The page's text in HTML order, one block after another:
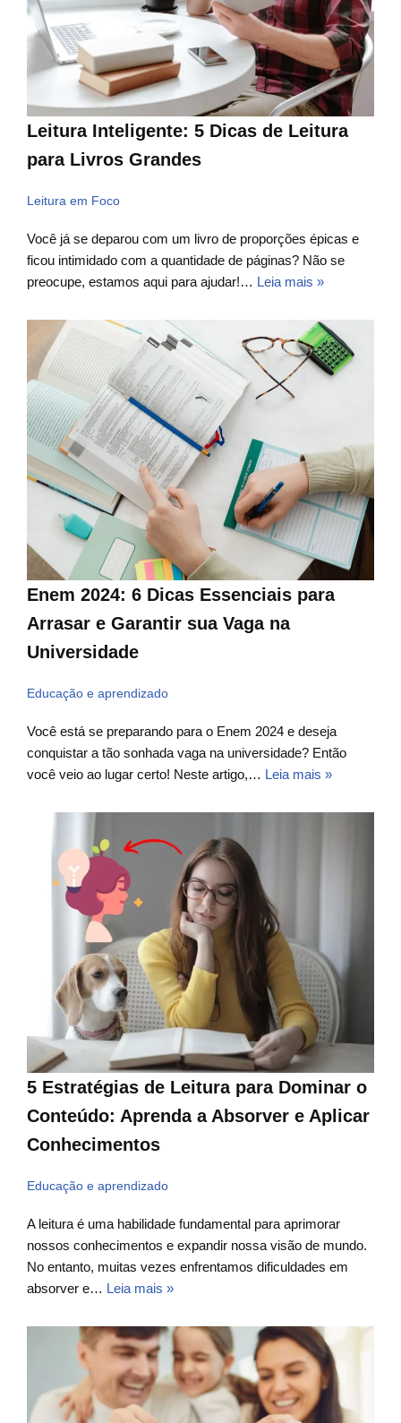
Leitura Inteligente: 5 Dicas de Leitura
para Livros Grandes
Leitura em Foco
Você já se deparou com um livro de proporções épicas e
ficou intimidado com a quantidade de páginas? Não se
preocupe, estamos aqui para ajudar!… Leia mais »
Enem 2024: 6 Dicas Essenciais para
Arrasar e Garantir sua Vaga na
Universidade
Educação e aprendizado
Você está se preparando para o Enem 2024 e deseja
conquistar a tão sonhada vaga na universidade? Então
você veio ao lugar certo! Neste artigo,… Leia mais »
5 Estratégias de Leitura para Dominar o
Conteúdo: Aprenda a Absorver e Aplicar
Conhecimentos
Educação e aprendizado
A leitura é uma habilidade fundamental para aprimorar
nossos conhecimentos e expandir nossa visão de mundo.
No entanto, muitas vezes enfrentamos dificuldades em
absorver e… Leia mais »